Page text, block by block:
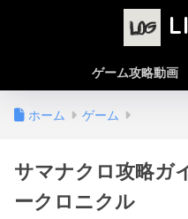
ゲーム攻略動画
ホーム ゲーム
サマナクロ攻略ガ
ークロニクル